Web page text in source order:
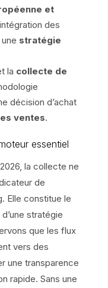
et
des
stratégie
la collecte de
décision d’achat
ventes.
essentiel
la collecte ne
de
Elle constitue le
stratégie
que les flux
vers des
une transparence
rapide. Sans une